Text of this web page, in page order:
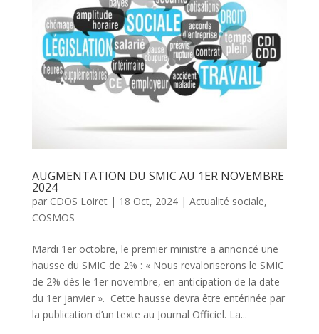
AUGMENTATION DU SMIC AU 1ER NOVEMBRE
2024
par CDOS Loiret| 18 Oct, 2024| Actualité sociale,
COSMOS
Mardi 1er octobre, le premier ministre a annoncé une
hausse du SMIC de 2% : « Nous revaloriserons le SMIC
de 2% dès le 1er novembre, en anticipation de la date
du 1er janvier ». Cette hausse devra être entérinée par
la publication d’un texte au Journal Officiel. La...